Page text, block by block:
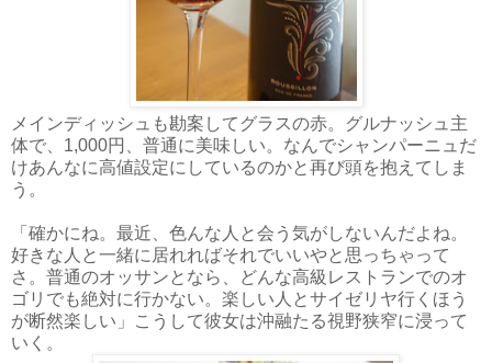
メインディッシュも勘案してグラスの赤。グルナッシュ主
体で、1,000円、普通に美味しい。なんでシャンパーニュだ
けあんなに高値設定にしているのかと再び頭を抱えてしま
う。
「確かにね。最近、色んな人と会う気がしないんだよね。
好きな人と一緒に居れればそれでいいやと思っちゃって
さ。普通のオッサンとなら、どんな高級レストランでのオ
ゴリでも絶対に行かない。楽しい人とサイゼリヤ行くほう
が断然楽しい」こうして彼女は沖融たる視野狭窄に浸って
いく。